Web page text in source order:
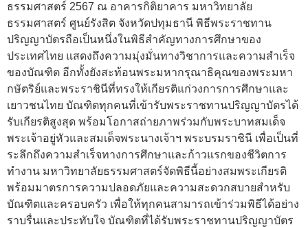
ธรรมศาสตร์ 2567 ณ อาคารกิติยาคาร มหาวิทยาลัย
ธรรมศาสตร์ ศูนย์รังสิต จังหวัดปทุมธานี พิธีพระราชทาน
ปริญญาบัตรถือเป็นหนึ่งในพิธีสำคัญทางการศึกษาของ
ประเทศไทย แสดงถึงความมุ่งมั่นทางวิชาการและความสำเร็จ
ของบัณฑิต อีกทั้งยังสะท้อนพระมหากรุณาธิคุณของพระมหา
กษัตริย์และพระราชินีที่ทรงให้เกียรติแก่วงการการศึกษาและ
เยาวชนไทย บัณฑิตทุกคนที่เข้ารับพระราชทานปริญญาบัตรได้
รับเกียรติสูงสุด พร้อมโอกาสถ่ายภาพร่วมกับพระบาทสมเด็จ
พระเจ้าอยู่หัวและสมเด็จพระนางเจ้าฯ พระบรมราชินี เพื่อเป็นที่
ระลึกถึงความสำเร็จทางการศึกษาและก้าวแรกของชีวิตการ
ทำงาน มหาวิทยาลัยธรรมศาสตร์จัดพิธีนี้อย่างสมพระเกียรติ
พร้อมมาตรการความปลอดภัยและความสะดวกสบายสำหรับ
บัณฑิตและครอบครัว เพื่อให้ทุกคนสามารถเข้าร่วมพิธีได้อย่าง
ราบรื่นและประทับใจ บัณฑิตที่ได้รับพระราชทานปริญญาบัตร